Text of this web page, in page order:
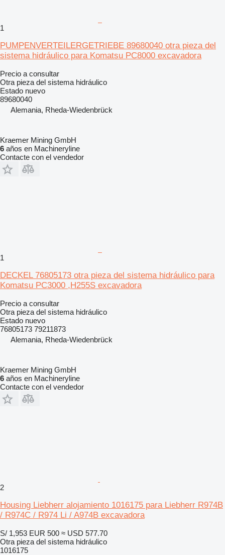
1
PUMPENVERTEILERGETRIEBE 89680040 otra pieza del
sistema hidráulico para Komatsu PC8000 excavadora
Precio a consultar
Otra pieza del sistema hidráulico
Estado nuevo
89680040
Alemania, Rheda-Wiedenbrück
Kraemer Mining GmbH
6 años en Machineryline
Contacte con el vendedor
1
DECKEL 76805173 otra pieza del sistema hidráulico para
Komatsu PC3000 ,H255S excavadora
Precio a consultar
Otra pieza del sistema hidráulico
Estado nuevo
76805173 79211873
Alemania, Rheda-Wiedenbrück
Kraemer Mining GmbH
6 años en Machineryline
Contacte con el vendedor
2
Housing Liebherr alojamiento 1016175 para Liebherr R974B
/ R974C / R974 Li / A974B excavadora
S/ 1,953 EUR 500 ≈ USD 577.70
Otra pieza del sistema hidráulico
1016175